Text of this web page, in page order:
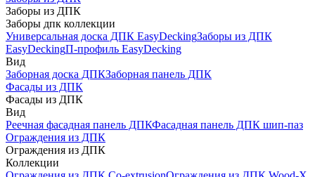
Заборы из ДПК
Заборы дпк коллекции
Универсальная доска ДПК EasyDeckingЗаборы из ДПК
EasyDeckingП-профиль EasyDecking
Вид
Заборная доска ДПКЗаборная панель ДПК
Фасады из ДПК
Фасады из ДПК
Вид
Реечная фасадная панель ДПКФасадная панель ДПК шип-паз
Ограждения из ДПК
Ограждения из ДПК
Коллекции